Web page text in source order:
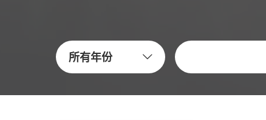
所有年份
關鍵字